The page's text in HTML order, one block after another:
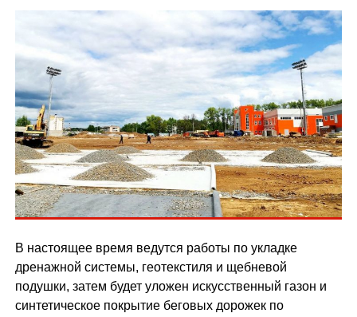
В настоящее время ведутся работы по укладке
дренажной системы, геотекстиля и щебневой
подушки, затем будет уложен искусственный газон и
синтетическое покрытие беговых дорожек по